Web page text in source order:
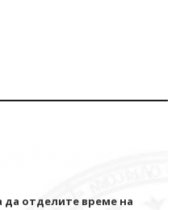
да отделите време на